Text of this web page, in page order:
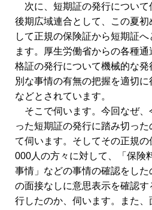
次に、短期証の発行について
後期広域連合として、この夏
して正規の保険証から短期証
ます。厚生労働省からの各種
格証の発行について機械的な
別な事情の有無の把握を適切
などとされています。
そこで伺います。今回なぜ、
った短期証の発行に踏み切っ
て伺います。そしてその正規
000人の方々に対して、「保険
事情」などの事情の確認をした
の面接なしに意思表示を確認
行したのか、伺います。また